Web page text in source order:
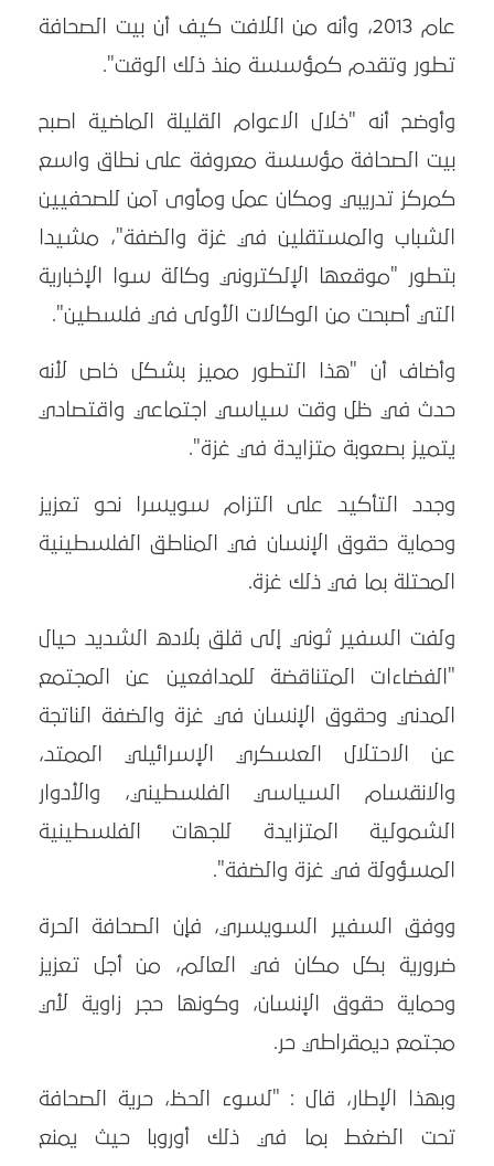
عام 2013، وأنه من اللافت كيف أن بيت الصحافة
تطور وتقدم كمؤسسة منذ ذلك الوقت".
وأوضح أنه "خلال الاعوام القليلة الماضية اصبح
بيت الصحافة مؤسسة معروفة على نطاق واسع
كمركز تدريبي ومكان عمل ومأوى آمن للصحفيين
الشباب والمستقلين في غزة والضفة"، مشيدا
بتطور "موقعها الإلكتروني وكالة سوا الإخبارية
التي أصبحت من الوكالات الأولى في فلسطين".
وأضاف أن "هذا التطور مميز بشكل خاص لأنه
حدث في ظل وقت سياسي اجتماعي واقتصادي
يتميز بصعوبة متزايدة في غزة".
وجدد التأكيد على التزام سويسرا نحو تعزيز
وحماية حقوق الإنسان في المناطق الفلسطينية
المحتلة بما في ذلك غزة.
ولفت السفير ثوني إلى قلق بلاده الشديد حيال
"الفضاءات المتناقضة للمدافعين عن المجتمع
المدني وحقوق الإنسان في غزة والضفة الناتجة
عن الاحتلال العسكري الإسرائيلي الممتد،
والانقسام السياسي الفلسطيني، والأدوار
الشمولية المتزايدة للجهات الفلسطينية
المسؤولة في غزة والضفة".
ووفق السفير السويسري، فإن الصحافة الحرة
ضرورية بكل مكان في العالم، من أجل تعزيز
وحماية حقوق الإنسان، وكونها حجر زاوية لأي
مجتمع ديمقراطي حر.
وبهذا الإطار، قال : "لسوء الحظ، حرية الصحافة
تحت الضغط بما في ذلك أوروبا حيث يمنع